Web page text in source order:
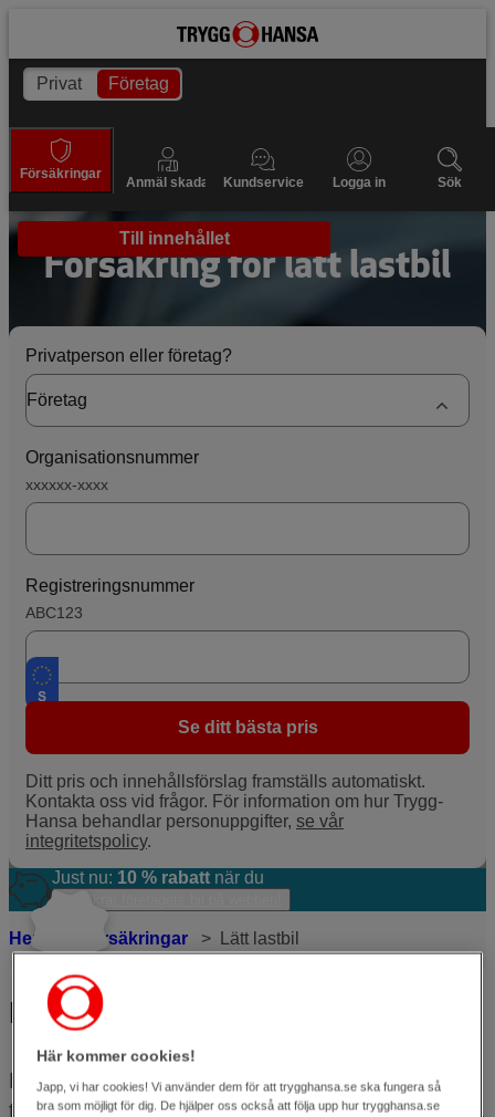
Till innehållet
Privat Företag
Försäkringar
Anmäl skada Kundservice Logga in Sök
Försäkring för lätt lastbil
Privatperson eller företag?
Organisationsnummer
xxxxxx-xxxx
Registreringsnummer
ABC123
Se ditt bästa pris
Ditt pris och innehållsförslag framställs automatiskt.
Kontakta oss vid frågor. För information om hur Trygg-
Hansa behandlar personuppgifter, se vår
integritetspolicy.
Just nu: 10 % rabatt när du
Hem Försäkringar Lätt lastbil
Försäkring för lätt lastbil
Lätt lastbilsförsäkringen består av tre delar:
trafikförsäkring, halvförsäkring och helförsäkring.
Här kommer cookies!
Japp, vi har cookies! Vi använder dem för att trygghansa.se ska fungera så
bra som möjligt för dig. De hjälper oss också att följa upp hur trygghansa.se